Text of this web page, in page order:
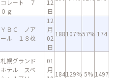
コレート ７
０ｇ
12
日
ＹＢＣ ノア
ール １８枚
12
月
02
日
188107%57% 174
札幌グランド
ホテル スペ
01
月
184129% 5% 1497